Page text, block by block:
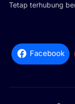
Tetap terhubung
Facebook